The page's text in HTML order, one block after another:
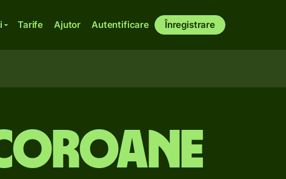
Tarife Ajutor Autentificare Înregistrare